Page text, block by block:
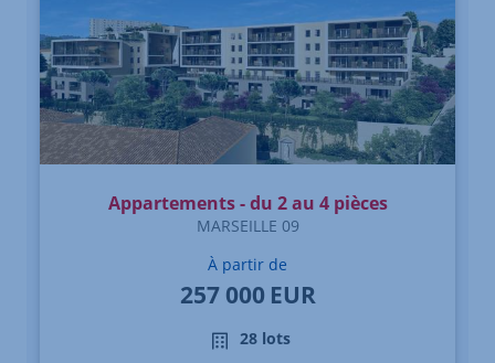
Appartements - du 2 au 4 pièces
MARSEILLE 09
À partir de
257 000 EUR
28 lots